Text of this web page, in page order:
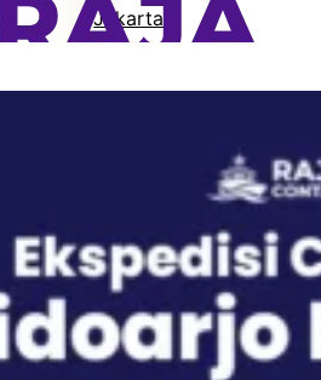
Jakarta
Tarif Container 40 Feet